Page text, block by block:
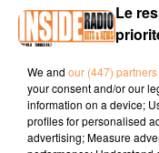
PODCAST DE PSL:
PODCAST DE PSL:
Le
We and our (447) partners
your consent and/or our
information on a device;
profiles for personalised
advertising; Measure